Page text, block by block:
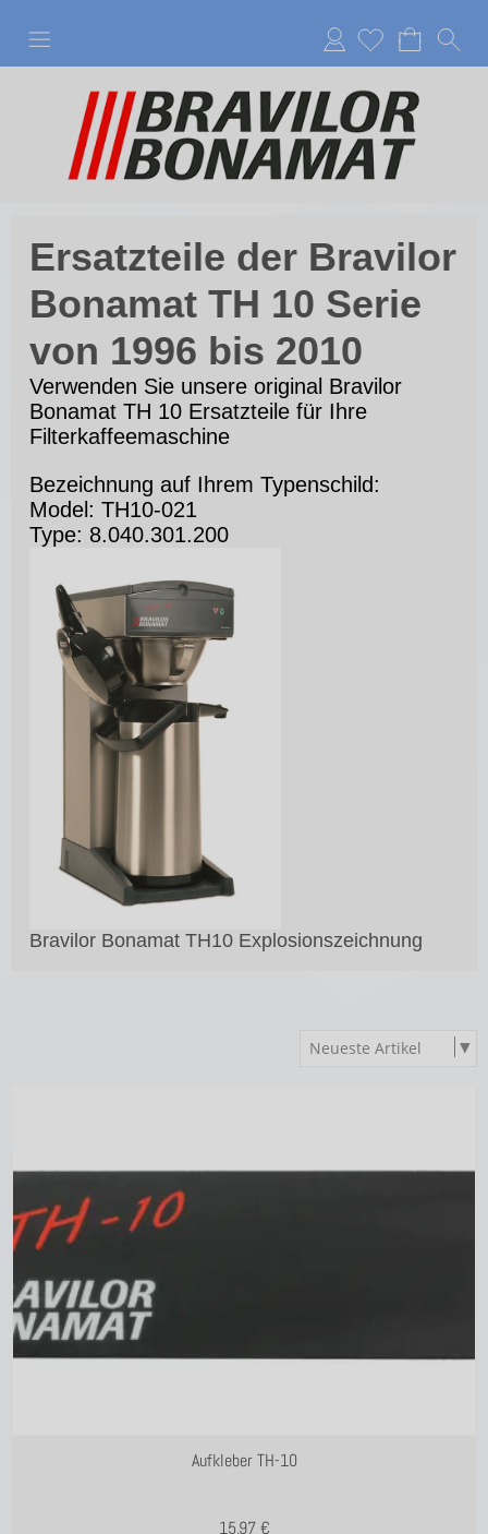
Anmelden
Ersatzteile der Bravilor
Bonamat TH 10 Serie
von 1996 bis 2010
Verwenden Sie unsere original Bravilor
Bonamat TH 10 Ersatzteile für Ihre
Filterkaffeemaschine
Bezeichnung auf Ihrem Typenschild:
Model: TH10-021
Type: 8.040.301.200
Bravilor Bonamat TH10 Explosionszeichnung
Aufkleber TH-10
15,97€